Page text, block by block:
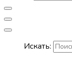
Искать: